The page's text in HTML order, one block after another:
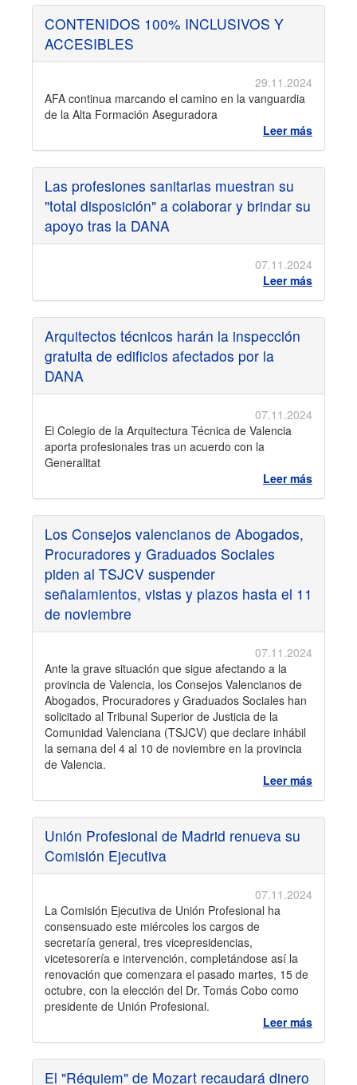
CONTENIDOS 100% INCLUSIVOS Y
ACCESIBLES
29.11.2024
AFA continua marcando el camino en la vanguardia
de la Alta Formación Aseguradora
Leer más
Las profesiones sanitarias muestran su
"total disposición" a colaborar y brindar su
apoyo tras la DANA
07.11.2024
Leer más
Arquitectos técnicos harán la inspección
gratuita de edificios afectados por la
DANA
07.11.2024
El Colegio de la Arquitectura Técnica de Valencia
aporta profesionales tras un acuerdo con la
Generalitat
Leer más
Los Consejos valencianos de Abogados,
Procuradores y Graduados Sociales
piden al TSJCV suspender
señalamientos, vistas y plazos hasta el 11
de noviembre
07.11.2024
Ante la grave situación que sigue afectando a la
provincia de Valencia, los Consejos Valencianos de
Abogados, Procuradores y Graduados Sociales han
solicitado al Tribunal Superior de Justicia de la
Comunidad Valenciana (TSJCV) que declare inhábil
la semana del 4 al 10 de noviembre en la provincia
de Valencia.
Leer más
Unión Profesional de Madrid renueva su
Comisión Ejecutiva
07.11.2024
La Comisión Ejecutiva de Unión Profesional ha
consensuado este miércoles los cargos de
secretaría general, tres vicepresidencias,
vicetesorería e intervención, completándose así la
renovación que comenzara el pasado martes, 15 de
octubre, con la elección del Dr. Tomás Cobo como
presidente de Unión Profesional.
Leer más
El "Réquiem" de Mozart recaudará dinero